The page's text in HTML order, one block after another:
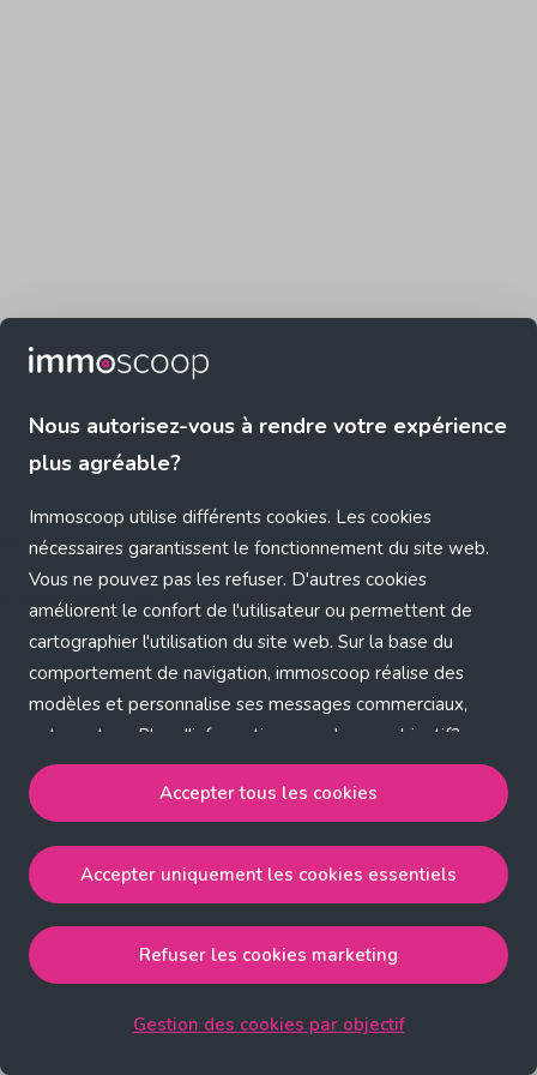
Nous autorisez-vous à rendre votre expérience
plus agréable?
Immoscoop utilise différents cookies. Les cookies
nécessaires garantissent le fonctionnement du site web.
Vous ne pouvez pas les refuser. D'autres cookies
améliorent le confort de l'utilisateur ou permettent de
cartographier l'utilisation du site web. Sur la base du
comportement de navigation, immoscoop réalise des
modèles et personnalise ses messages commerciaux,
entre autres. Plus d'informations sur chaque objectif?
Cliquez sur 'Gestion des cookies par objectif'.
Notre politique de cookies
Accepter tous les cookies
strictement nécessaires, performance, fonctionnalité et
publicité ciblée.
Accepter uniquement les cookies essentielsaccepte
les cookies strictement nécessaires.
Accepter tous les cookies
Accepter uniquement les cookies essentiels
Refuser les cookies marketing
Gestion des cookies par objectif
Application error: a client-side exception has occurred (see the
browser console for more information)